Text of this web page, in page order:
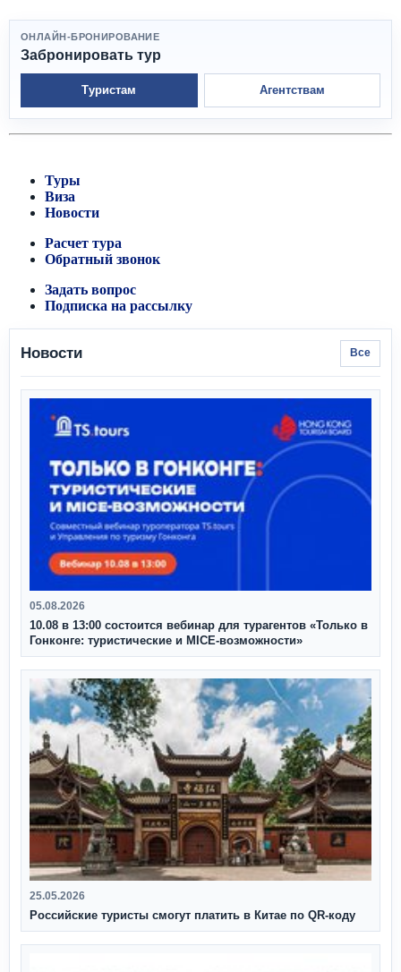
ОНЛАЙН-БРОНИРОВАНИЕ
Забронировать тур
Туристам Агентствам
Туры
Виза
Новости
Расчет тура
Обратный звонок
Задать вопрос
Подписка на рассылку
Новости Все
05.08.2026
10.08 в 13:00 состоится вебинар для турагентов «Только в
Гонконге: туристические и MICE-возможности»
25.05.2026
Российские туристы смогут платить в Китае по QR‑коду